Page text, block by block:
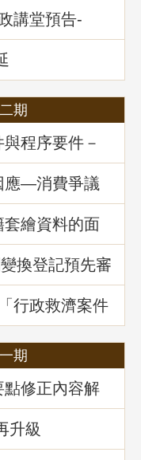
講堂預告-
期
與程序要件－
修正為中心」
應—消費爭議
繪資料的面
換登記預先審
行政救濟案件
事件為例」
期
點修正內容解
升級